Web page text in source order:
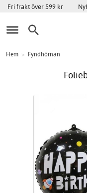
Fri frakt över 599 kr
Hem > Fyndhörnan